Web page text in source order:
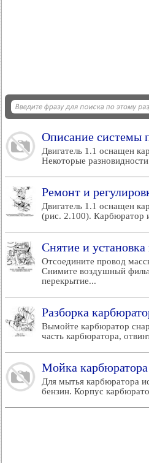
Описание системы
Двигатель 1.1 оснащен
Некоторые
Ремонт и
Двигатель 1.1 оснащен
(рис. 2.100). Карбюратор
Снятие и
Отсоедините провод
Снимите воздушный
перекрытие...
Разборка
Вымойте карбюратор
часть карбюратора,
Мойка карбюратора
Для мытья карбюратора
бензин. Корпус